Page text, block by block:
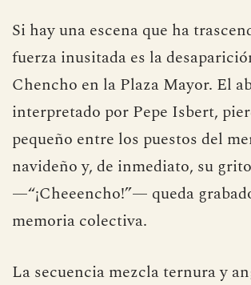
Si hay una escena que ha
fuerza inusitada es la
Chencho en la Plaza Mayor. El
interpretado por Pepe Isbert,
pequeño entre los puestos del
navideño y, de inmediato, su
—“¡Cheeencho!”— queda
memoria colectiva.
La secuencia mezcla ternura y